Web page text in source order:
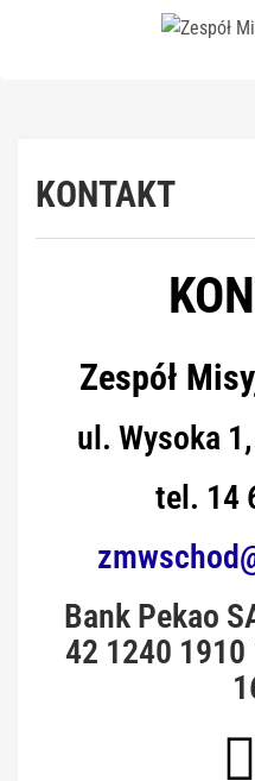
Zespół
KONTAKT
Zespół
ul. Wysoka
tel. 14
Bank Pekao
42 1240